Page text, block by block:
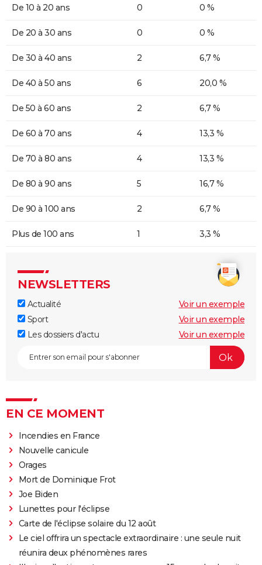
De 10 à 20 ans 0 0 %
De 20 à 30 ans 0 0 %
De 30 à 40 ans 2 6,7 %
De 40 à 50 ans 6 20,0 %
De 50 à 60 ans 2 6,7 %
De 60 à 70 ans 4 13,3 %
De 70 à 80 ans 4 13,3 %
De 80 à 90 ans 5 16,7 %
De 90 à 100 ans 2 6,7 %
Plus de 100 ans 1 3,3 %
NEWSLETTERS
Actualité
Voir un exemple
Sport
Voir un exemple
Les dossiers d'actu
Voir un exemple
EN CE MOMENT
Incendies en France
Nouvelle canicule
Orages
Mort de Dominique Frot
Joe Biden
Lunettes pour l'éclipse
Carte de l'éclipse solaire du 12 août
Le ciel offrira un spectacle extraordinaire : une seule nuit
réunira deux phénomènes rares